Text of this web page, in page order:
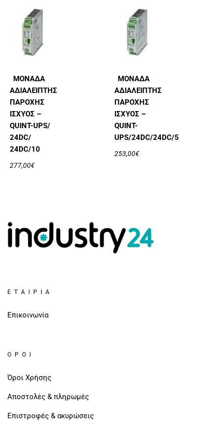
ΜΟΝΆΔΑ
ΑΔΙΆΛΕΙΠΤΗΣ
ΠΑΡΟΧΉΣ
ΙΣΧΎΟΣ –
QUINT-UPS/
24DC/
24DC/10
277,00€
ΜΟΝΆΔΑ
ΑΔΙΆΛΕΙΠΤΗΣ
ΠΑΡΟΧΉΣ
ΙΣΧΎΟΣ –
QUINT-
UPS/24DC/24DC/5
253,00€
ΕΤΑΙΡΊΑ
Επικοινωνία
ΌΡΟΙ
Όροι Χρήσης
Αποστολές & πληρωμές
Επιστροφές & ακυρώσεις